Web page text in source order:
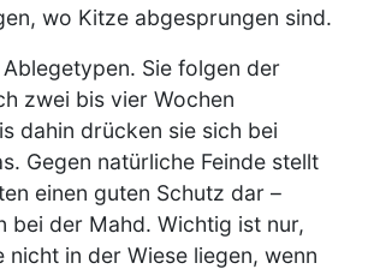
wo Kitze abgesprungen sind.
Sie folgen der
zwei bis vier Wochen
dahin drücken sie sich bei
Gegen natürliche Feinde stellt
einen guten Schutz dar –
bei der Mahd. Wichtig ist nur,
nicht in der Wiese liegen, wenn